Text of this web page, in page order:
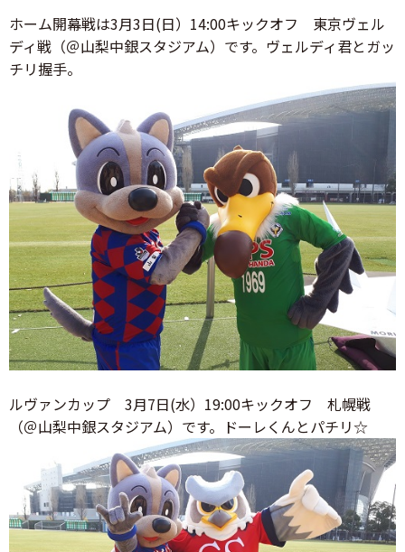
ホーム開幕戦は3月3日(日）14:00キックオフ 東京ヴェル
ディ戦（＠山梨中銀スタジアム）です。ヴェルディ君とガッ
チリ握手。
ルヴァンカップ 3月7日(水）19:00キックオフ 札幌戦
（＠山梨中銀スタジアム）です。ドーレくんとパチリ☆